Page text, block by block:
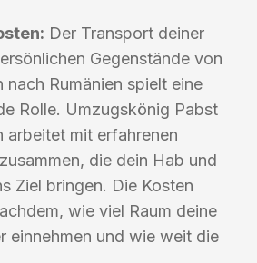
Der Transport deiner
Gegenstände von
nach Rumänien spielt eine
Rolle. Umzugskönig Pabst
arbeitet mit erfahrenen
die dein Hab und
Ziel bringen. Die Kosten
wie viel Raum deine
einnehmen und wie weit die